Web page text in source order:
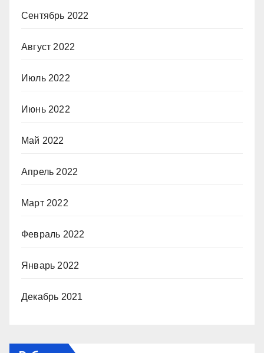
Сентябрь 2022
Август 2022
Июль 2022
Июнь 2022
Май 2022
Апрель 2022
Март 2022
Февраль 2022
Январь 2022
Декабрь 2021